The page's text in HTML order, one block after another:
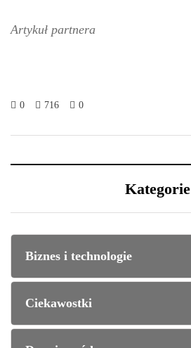
Artykuł partnera
0 716 0
Kategorie
Biznes i technologie
Ciekawostki